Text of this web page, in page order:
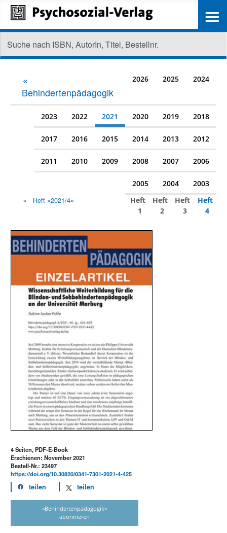
Behindertenpädagogik
2026 2025 2024
2023 2022 2021 2020 2019 2018
2017 2016 2015 2014 2013 2012
2011 2010 2009 2008 2007 2006
2005 2004 2003
Heft »2021/4«
Heft
1
Heft
2
Heft
3
Heft
4
4 Seiten, PDF-E-Book
Erschienen: November 2021
Bestell-Nr.: 23497
https://doi.org/10.30820/0341-7301-2021-4-425
teilen teilen
»Behindertenpädagogik«
abonnieren
≡